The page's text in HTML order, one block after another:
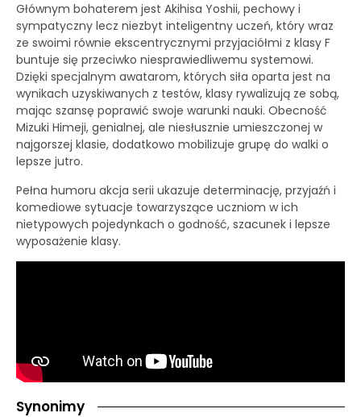
Głównym bohaterem jest Akihisa Yoshii, pechowy i
sympatyczny lecz niezbyt inteligentny uczeń, który wraz
ze swoimi równie ekscentrycznymi przyjaciółmi z klasy F
buntuje się przeciwko niesprawiedliwemu systemowi.
Dzięki specjalnym awatarom, których siła oparta jest na
wynikach uzyskiwanych z testów, klasy rywalizują ze sobą,
mając szansę poprawić swoje warunki nauki. Obecność
Mizuki Himeji, genialnej, ale niesłusznie umieszczonej w
najgorszej klasie, dodatkowo mobilizuje grupę do walki o
lepsze jutro.
Pełna humoru akcja serii ukazuje determinację, przyjaźń i
komediowe sytuacje towarzyszące uczniom w ich
nietypowych pojedynkach o godność, szacunek i lepsze
wyposażenie klasy.
Synonimy